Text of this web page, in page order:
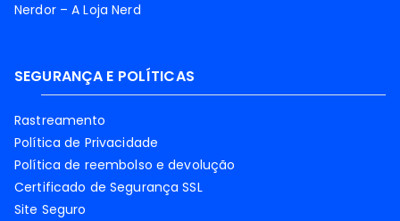
Nerdor – A Loja Nerd
SEGURANÇA E POLÍTICAS
Rastreamento
Política de Privacidade
Política de reembolso e devolução
Certificado de Segurança SSL
Site Seguro